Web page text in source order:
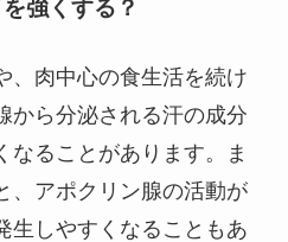
強くする？
、肉中心の食生活を続け
から分泌される汗の成分
なることがあります。ま
、アポクリン腺の活動が
生しやすくなることもあ